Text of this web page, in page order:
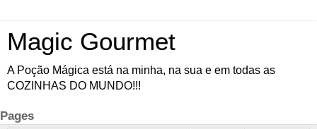
Magic Gourmet
A Poção Mágica está na minha, na sua e em todas as
COZINHAS DO MUNDO!!!
Pages